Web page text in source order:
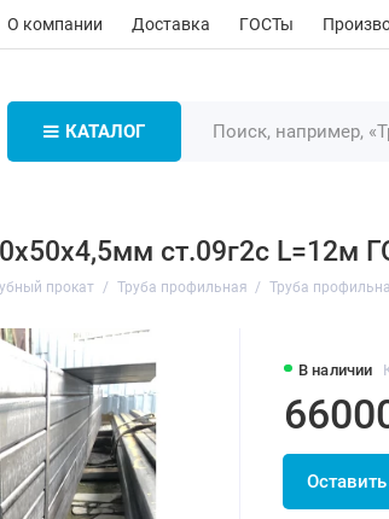
О компании Доставка ГОСТы
КАТАЛОГ
ст.09г2с L=12м
прокат Труба профильная Труба
В наличии